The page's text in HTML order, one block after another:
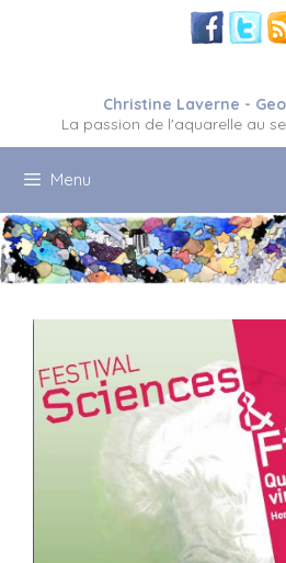
Christine Laverne -
La passion de l'aquarelle au
Menu